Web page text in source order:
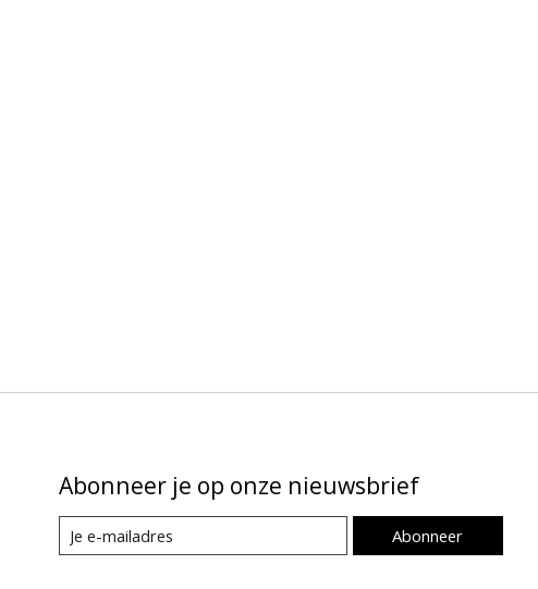
Abonneer je op onze nieuwsbrief
Abonneer